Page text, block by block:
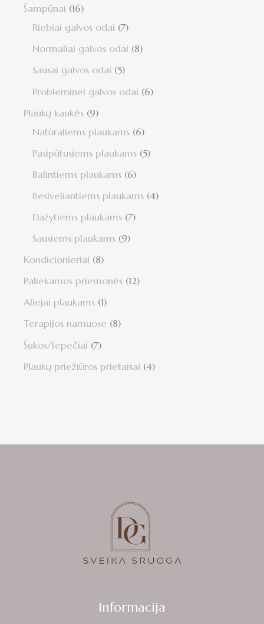
Šampūnai 16
Riebiai galvos odai 7
Normaliai galvos odai 8
Sausai galvos odai 5
Probleminei galvos odai 6
Plaukų kaukės 9
Natūraliems plaukams 6
Pasipūtusiems plaukams 5
Balintiems plaukams 6
Besiveliantiems plaukams 4
Dažytiems plaukams 7
Sausiems plaukams 9
Kondicionieriai 8
Paliekamos priemonės 12
Aliejai plaukams 1
Terapijos namuose 8
Šukos/šepečiai 7
Plaukų priežiūros prietaisai 4
Informacija